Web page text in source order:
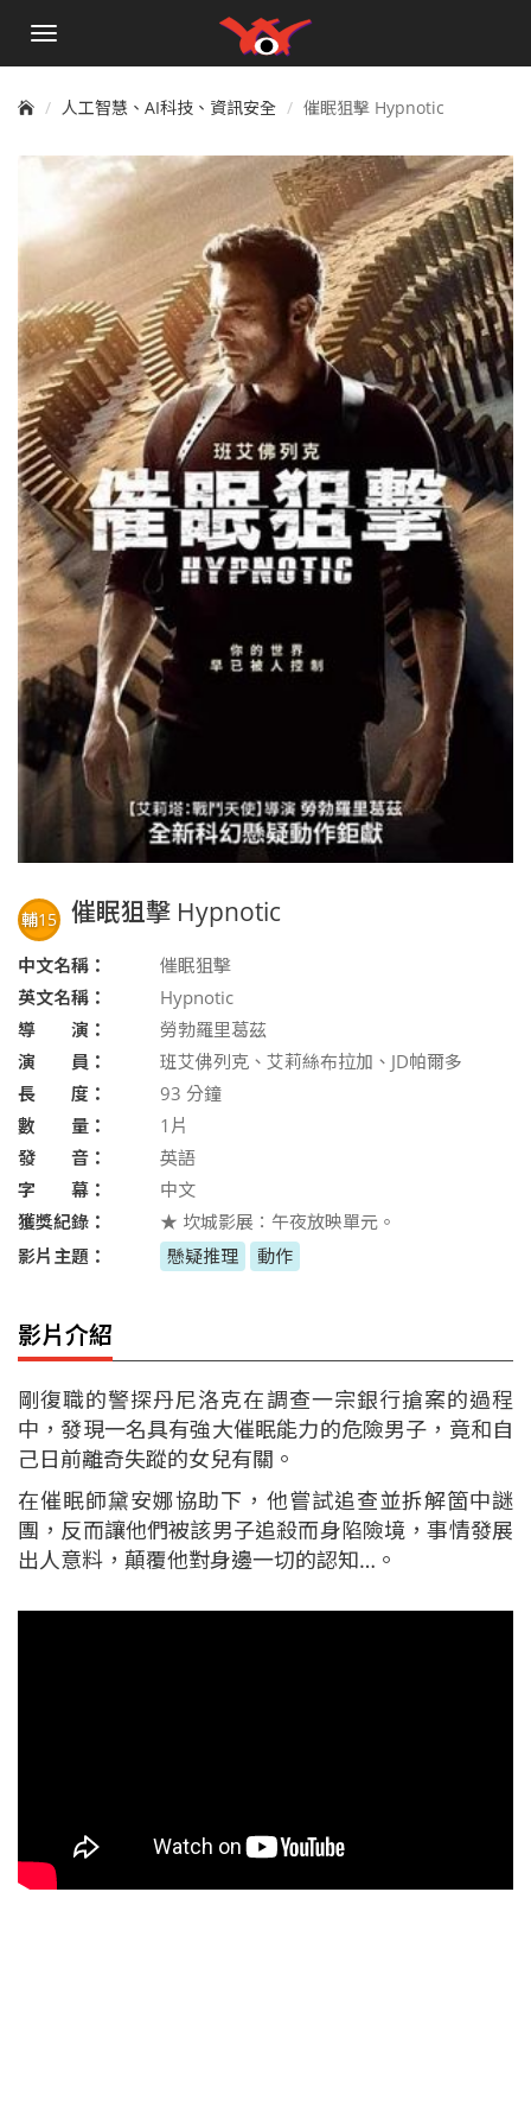
手
單
人工智慧、AI科技、資訊安全 催眠狙擊 Hypnotic
輔15 催眠狙擊 Hypnotic
中文名稱：
催眠狙擊
英文名稱：
Hypnotic
導 演：
勞勃羅里葛茲
演 員：
班艾佛列克、艾莉絲布拉加、JD帕爾多
長 度：
93 分鐘
數 量：
1片
發 音：
英語
字 幕：
中文
獲獎紀錄：
★ 坎城影展：午夜放映單元。
影片主題：
懸疑推理 動作
影片介紹
剛復職的警探丹尼洛克在調查一宗銀行搶案的過程
中，發現一名具有強大催眠能力的危險男子，竟和自
己日前離奇失蹤的女兒有關。
在催眠師黛安娜協助下，他嘗試追查並拆解箇中謎
團，反而讓他們被該男子追殺而身陷險境，事情發展
出人意料，顛覆他對身邊一切的認知…。